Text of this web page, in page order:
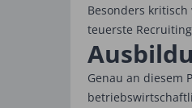
Besonders
teuerste
Genau an diesem